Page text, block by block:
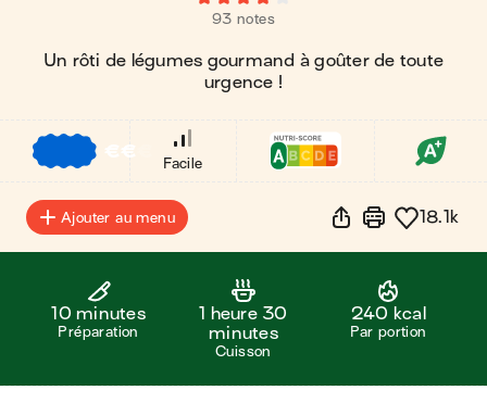
93 notes
Un rôti de légumes gourmand à goûter de toute
urgence !
€€
Facile
Ajouter au menu 18.1k
10 minutes
Préparation
1 heure 30
minutes
Cuisson
240 kcal
Par portion